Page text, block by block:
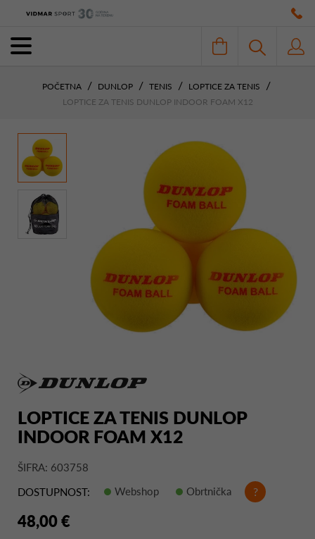
POČETNA DUNLOP TENIS
LOPTICE ZA TENIS
LOPTICE ZA TENIS DUNLOP INDOOR FOAM X12
LOPTICE ZA TENIS DUNLOP
INDOOR FOAM X12
ŠIFRA: 603758
DOSTUPNOST:
Webshop Obrtnička ?
48,00 €